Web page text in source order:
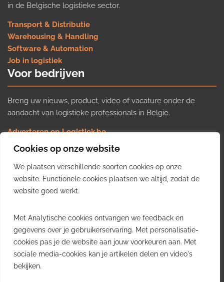
Cookies op onze website
We plaatsen verschillende soorten cookies op onze
website. Functionele cookies plaatsen we altijd, zodat de
website goed werkt.
Met Analytische cookies ontvangen we feedback en
gegevens over je gebruikerservaring. Met personalisatie-
cookies pas je de website aan jouw voorkeuren aan. Met
sociale media-cookies kan je artikelen delen en video's
bekijken.
in de Belgische logistieke sector.
Transport & Distributie
Warehousing & Handling
Software & Automation
Job in logistiek
Voor bedrijven
Breng uw nieuws, product, video of vacature onder de
aandacht van logistieke professionals in België.
Adverteren op Logistiek.be
Nieuws insturen
Uw video op Logistiek.TV
Job plaatsen
Gratis wekelijkse update
inzichten uit de Belgische logistieke sector in uw inbox.
Ontvang je gratis
wekelijkse update